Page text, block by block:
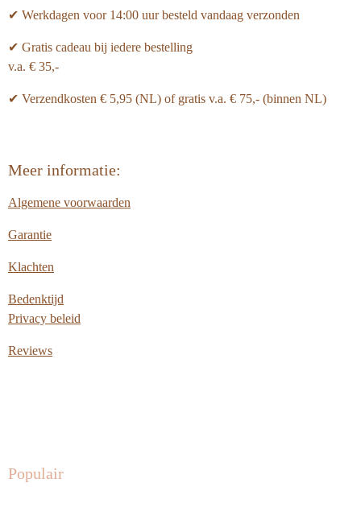
✔ Werkdagen voor 14:00 uur besteld vandaag verzonden
✔ Gratis cadeau bij iedere bestelling
v.a. € 35,-
✔ Verzendkosten € 5,95 (NL) of gratis v.a. € 75,- (binnen NL)
Meer informatie:
Algemene voorwaarden
Garantie
Klachten
Bedenktijd
Privacy beleid
Reviews
Populair